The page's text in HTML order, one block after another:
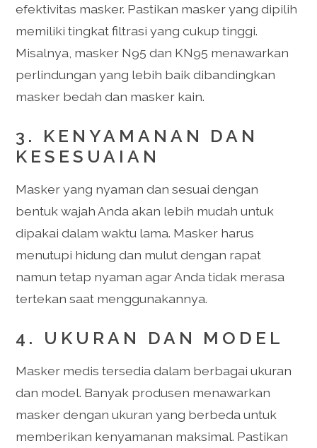
efektivitas masker. Pastikan masker yang dipilih
memiliki tingkat filtrasi yang cukup tinggi.
Misalnya, masker N95 dan KN95 menawarkan
perlindungan yang lebih baik dibandingkan
masker bedah dan masker kain.
3. KENYAMANAN DAN
KESESUAIAN
Masker yang nyaman dan sesuai dengan
bentuk wajah Anda akan lebih mudah untuk
dipakai dalam waktu lama. Masker harus
menutupi hidung dan mulut dengan rapat
namun tetap nyaman agar Anda tidak merasa
tertekan saat menggunakannya.
4. UKURAN DAN MODEL
Masker medis tersedia dalam berbagai ukuran
dan model. Banyak produsen menawarkan
masker dengan ukuran yang berbeda untuk
memberikan kenyamanan maksimal. Pastikan